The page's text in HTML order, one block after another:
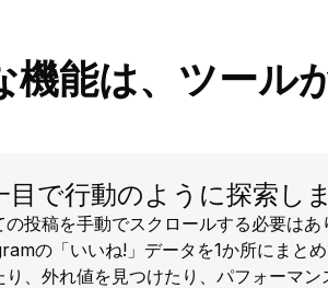
能は、ツール
目で行動のように探索し
の投稿を手動でスクロールする必要は
の「いいね!」データを1か所にまと
り、外れ値を見つけたり、パフォーマ